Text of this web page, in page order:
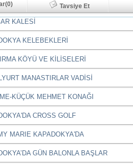
Tavsiye Et
KALESİ
KELEBEKLERİ
KÖYÜ VE KİLİSELERİ
MANASTIRLAR VADİSİ
KÜÇÜK MEHMET KONAĞI
CROSS GOLF
MARIE KAPADOKYA'DA
GÜN BALONLA BAŞLAR